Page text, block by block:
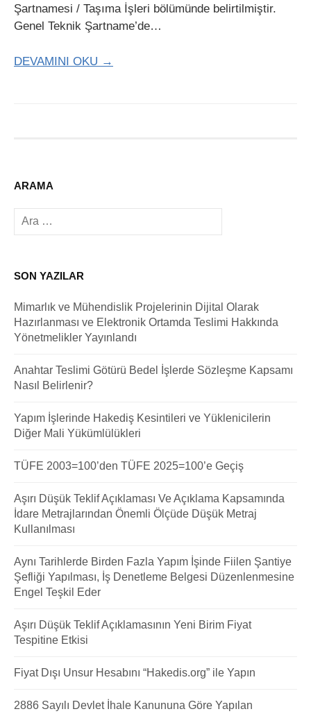
Şartnamesi / Taşıma İşleri bölümünde belirtilmiştir.
Genel Teknik Şartname’de…
DEVAMINI OKU →
ARAMA
Arama:
SON YAZILAR
Mimarlık ve Mühendislik Projelerinin Dijital Olarak
Hazırlanması ve Elektronik Ortamda Teslimi Hakkında
Yönetmelikler Yayınlandı
Anahtar Teslimi Götürü Bedel İşlerde Sözleşme Kapsamı
Nasıl Belirlenir?
Yapım İşlerinde Hakediş Kesintileri ve Yüklenicilerin
Diğer Mali Yükümlülükleri
TÜFE 2003=100’den TÜFE 2025=100’e Geçiş
Aşırı Düşük Teklif Açıklaması Ve Açıklama Kapsamında
İdare Metrajlarından Önemli Ölçüde Düşük Metraj
Kullanılması
Aynı Tarihlerde Birden Fazla Yapım İşinde Fiilen Şantiye
Şefliği Yapılması, İş Denetleme Belgesi Düzenlenmesine
Engel Teşkil Eder
Aşırı Düşük Teklif Açıklamasının Yeni Birim Fiyat
Tespitine Etkisi
Fiyat Dışı Unsur Hesabını “Hakedis.org” ile Yapın
2886 Sayılı Devlet İhale Kanununa Göre Yapılan